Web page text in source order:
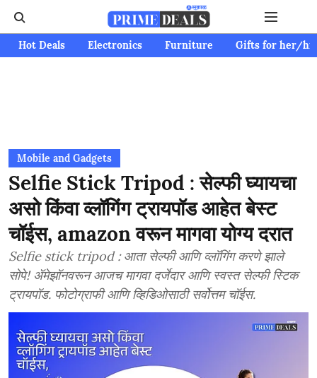
Hot Deals Electronics Furniture Gifts for her/
Mobile and Gadgets
Selfie Stick Tripod : सेल्फी घ्यायचा
असो किंवा व्लॉगिंग ट्रायपॉड आहेत बेस्ट
चॉईस, amazon वरून मागवा योग्य दरात
Selfie stick tripod : आता सेल्फी आणि व्लॉगिंग करणे झाले
सोपे! ॲमेझॉनवरून आजच मागवा दर्जेदार आणि स्वस्त सेल्फी स्टिक
ट्रायपॉड. फोटोग्राफी आणि व्हिडिओसाठी सर्वोत्तम चॉईस.